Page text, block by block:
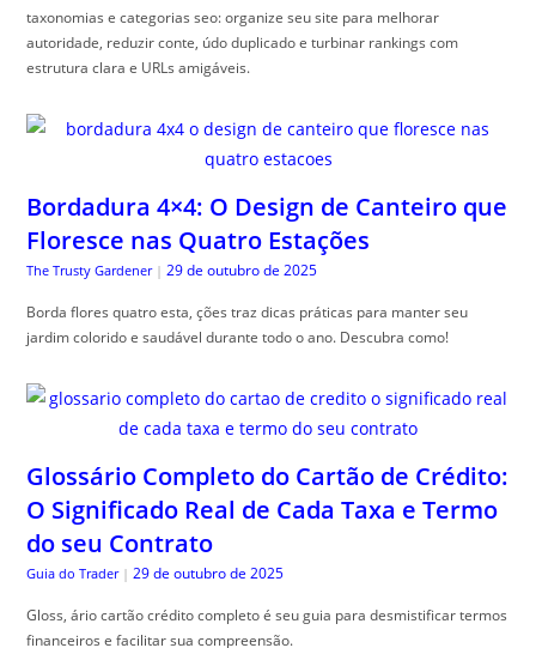
taxonomias e categorias seo: organize seu site para melhorar
autoridade, reduzir conte, údo duplicado e turbinar rankings com
estrutura clara e URLs amigáveis.
Bordadura 4×4: O Design de Canteiro que
Floresce nas Quatro Estações
The Trusty Gardener | 29 de outubro de 2025
Borda flores quatro esta, ções traz dicas práticas para manter seu
jardim colorido e saudável durante todo o ano. Descubra como!
Glossário Completo do Cartão de Crédito:
O Significado Real de Cada Taxa e Termo
do seu Contrato
Guia do Trader | 29 de outubro de 2025
Gloss, ário cartão crédito completo é seu guia para desmistificar termos
financeiros e facilitar sua compreensão.